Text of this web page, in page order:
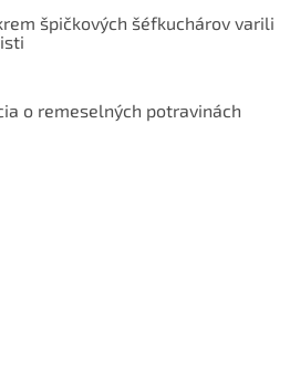
špičkových šéfkuchárov varili
o remeselných potravinách